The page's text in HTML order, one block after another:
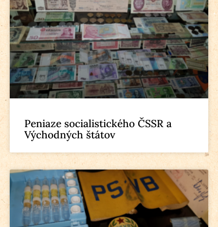
Peniaze socialistického ČSSR a
Východných štátov